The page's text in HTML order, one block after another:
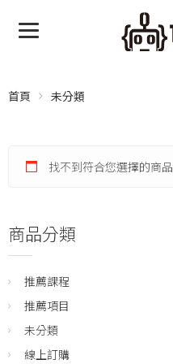
首頁 未分類
找不到符合您選擇的商品
商品分類
推薦課程
推薦項目
未分類
線上訂購